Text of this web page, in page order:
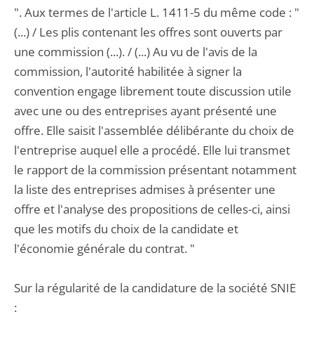
". Aux termes de l'article L. 1411-5 du même code : "
(...) / Les plis contenant les offres sont ouverts par
une commission (...). / (...) Au vu de l'avis de la
commission, l'autorité habilitée à signer la
convention engage librement toute discussion utile
avec une ou des entreprises ayant présenté une
offre. Elle saisit l'assemblée délibérante du choix de
l'entreprise auquel elle a procédé. Elle lui transmet
le rapport de la commission présentant notamment
la liste des entreprises admises à présenter une
offre et l'analyse des propositions de celles-ci, ainsi
que les motifs du choix de la candidate et
l'économie générale du contrat. "
Sur la régularité de la candidature de la société SNIE
: